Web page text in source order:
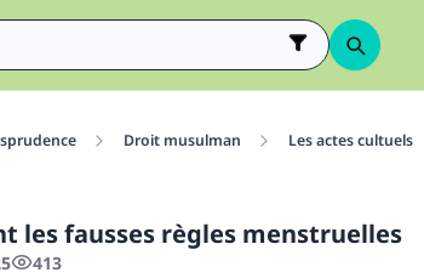
Droit musulman Les actes cultuels
les fausses règles menstruelles
413